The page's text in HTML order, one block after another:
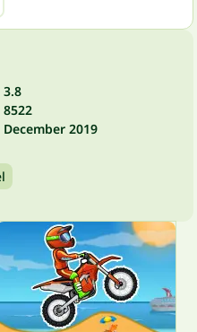
3.8
8522
December 2019